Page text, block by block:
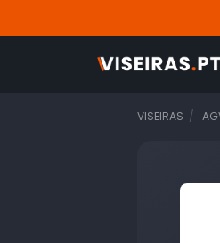
VISEIRAS